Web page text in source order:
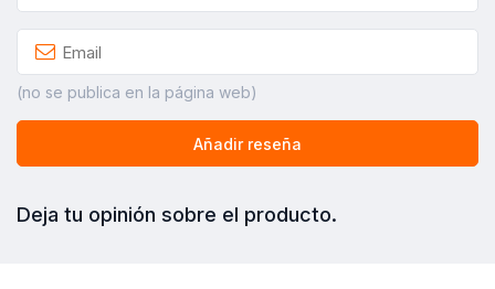
(no se publica en la página web)
Añadir reseña
Deja tu opinión sobre el producto.